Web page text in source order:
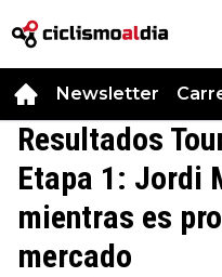
Newsletter
Resultados
Etapa 1: Jordi
mientras es
mercado